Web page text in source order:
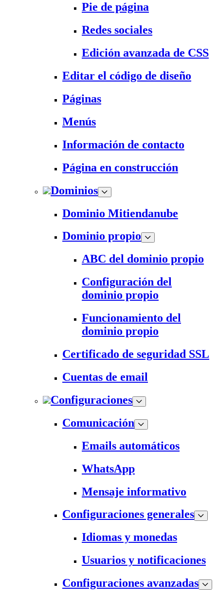
Pie de página
Redes sociales
Edición avanzada de CSS
Editar el código de diseño
Páginas
Menús
Información de contacto
Página en construcción
Dominios
Dominio Mitiendanube
Dominio propio
ABC del dominio propio
Configuración del
dominio propio
Funcionamiento del
dominio propio
Certificado de seguridad SSL
Cuentas de email
Configuraciones
Comunicación
Emails automáticos
WhatsApp
Mensaje informativo
Configuraciones generales
Idiomas y monedas
Usuarios y notificaciones
Configuraciones avanzadas